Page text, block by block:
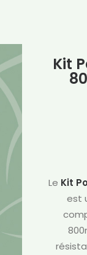
Kit
Le Kit
est